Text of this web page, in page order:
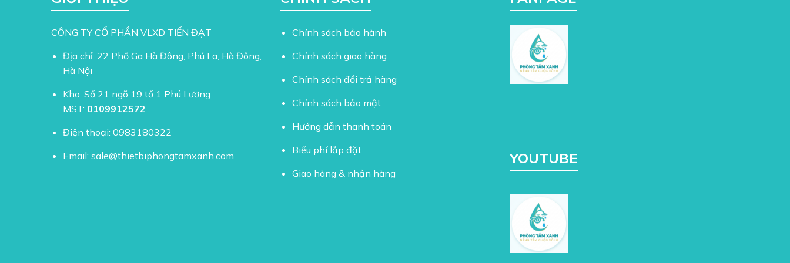
CÔNG TY CỔ PHẦN VLXD TIẾN ĐẠT
Địa chỉ: 22 Phố Ga Hà Đông, Phú La, Hà Đông,
Hà Nội
Kho: Số 21 ngõ 19 tổ 1 Phú Lương
MST: 0109912572
Điện thoại: 0983180322
Email: sale@thietbiphongtamxanh.com
Chính sách bảo hành
Chính sách giao hàng
Chính sách đổi trả hàng
Chính sách bảo mật
Hướng dẫn thanh toán
Biểu phí lắp đặt
Giao hàng & nhận hàng
YOUTUBE